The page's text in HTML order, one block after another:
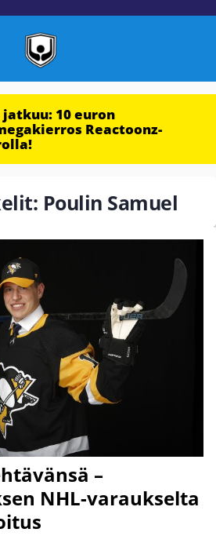
10 euron
Reactoonz-
Poulin Samuel
–
NHL-varaukselta